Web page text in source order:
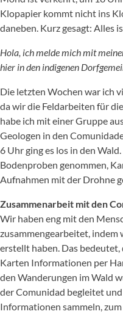
Klopapier kommt nicht ins
daneben. Kurz gesagt: Alles
Hola, ich melde mich mit
hier in den indigenen
Die letzten Wochen war ich
da wir die Feldarbeiten für
habe ich mit einer Gruppe
Geologen in den
6 Uhr ging es los in den
Bodenproben genommen,
Aufnahmen mit der Drohne
Zusammenarbeit mit den
Wir haben eng mit den
zusammengearbeitet,
erstellt haben. Das
Karten Informationen per
den Wanderungen im Wald
der Comunidad begleitet
Informationen sammeln,